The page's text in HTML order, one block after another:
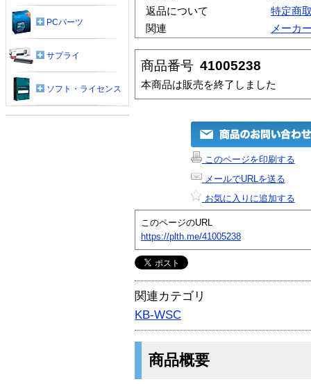
返品について
特定商
関連
メーカ
商品番号 41005238
本商品は販売を終了しました
このページを印刷する
メールでURLを送る
お気に入りに追加する
このページのURL
https://plth.me/41005238
関連カテゴリ
KB-WSC
商品概要
PCパーツ
サプライ
ソフト・ライセンス